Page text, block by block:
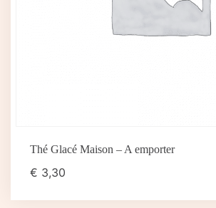
Thé Glacé Maison – A emporter
€ 3,30